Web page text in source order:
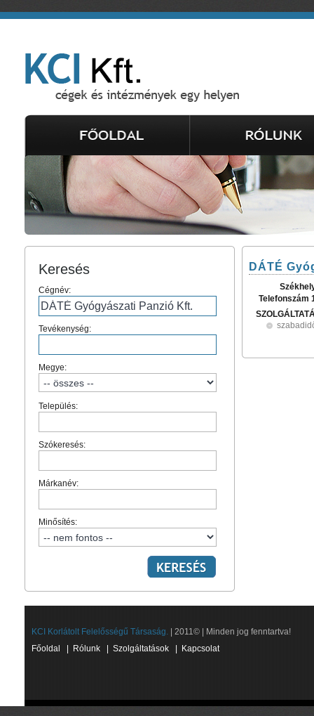
Keresés
Cégnév:
Tevékenység:
Megye:
Település:
Szókeresés:
Márkanév:
Minősítés:
DÁTÉ
Telefonszám
KCI Korlátolt Felelősségű Társaság. | 2011© | Minden jog fenntartva!
Főoldal
Rólunk Szolgáltatások Kapcsolat